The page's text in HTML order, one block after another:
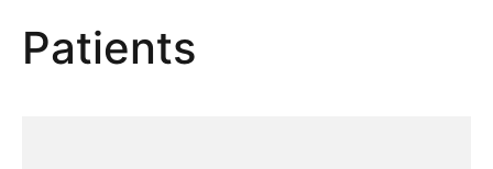
Patients